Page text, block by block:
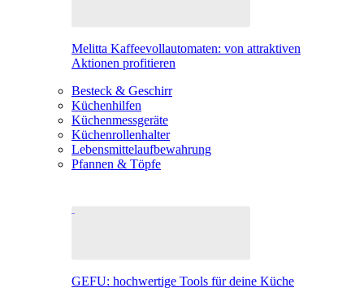
Melitta Kaffeevollautomaten: von attraktiven
Aktionen profitieren
Besteck & Geschirr
Küchenhilfen
Küchenmessgeräte
Küchenrollenhalter
Lebensmittelaufbewahrung
Pfannen & Töpfe
GEFU: hochwertige Tools für deine Küche